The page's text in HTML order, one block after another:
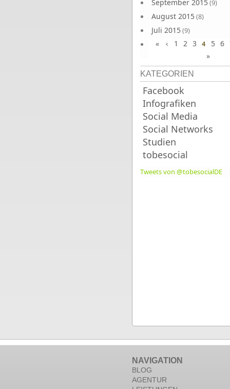
September 2015(9)
August 2015(8)
Juli 2015(9)
Juni 2015(9)
« ‹ 1 2 3 4 5 6
»
KATEGORIEN
Facebook
Infografiken
Social Media
Social Networks
Studien
tobesocial
Tweets von @tobesocialDE
NAVIGATION
BLOG
AGENTUR